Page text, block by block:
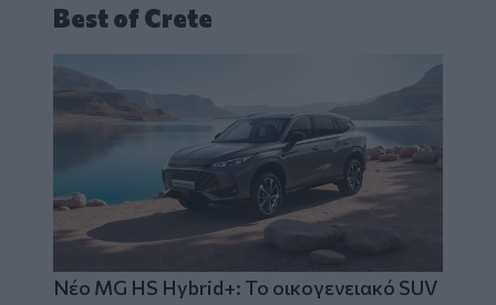
Best of Crete
Νέο MG HS Hybrid+: Το οικογενειακό SUV